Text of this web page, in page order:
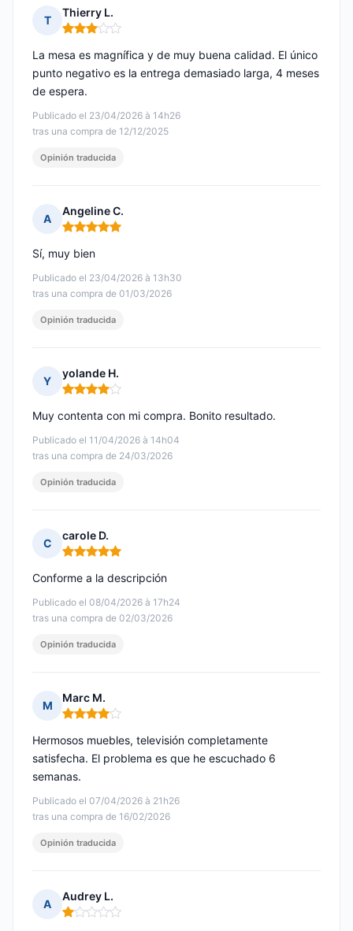
T
Thierry L.
Nota: 3 de 5
Publicado el 23/04/2026 à 14h26
tras una compra de 12/12/2025
La mesa es magnífica y de muy buena calidad. El único
punto negativo es la entrega demasiado larga, 4 meses
de espera.
Opinión traducida
A
Angeline C.
Nota: 5 de 5
Publicado el 23/04/2026 à 13h30
tras una compra de 01/03/2026
Sí, muy bien
Opinión traducida
Y
yolande H.
Nota: 4 de 5
Publicado el 11/04/2026 à 14h04
tras una compra de 24/03/2026
Muy contenta con mi compra. Bonito resultado.
Opinión traducida
C
carole D.
Nota: 5 de 5
Publicado el 08/04/2026 à 17h24
tras una compra de 02/03/2026
Conforme a la descripción
Opinión traducida
M
Marc M.
Nota: 4 de 5
Publicado el 07/04/2026 à 21h26
tras una compra de 16/02/2026
Hermosos muebles, televisión completamente
satisfecha. El problema es que he escuchado 6
semanas.
Opinión traducida
A
Audrey L.
Nota: 1 de 5